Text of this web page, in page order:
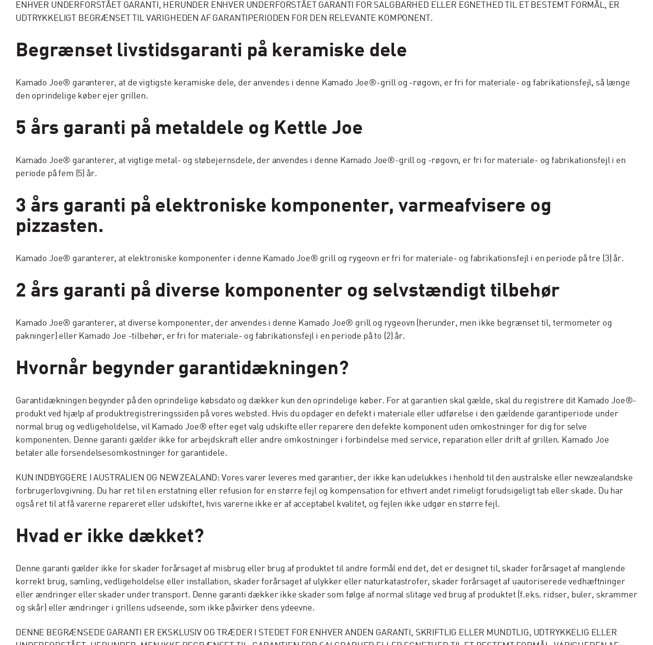
ENHVER UNDERFORSTÅET GARANTI, HERUNDER ENHVER UNDERFORSTÅET GARANTI FOR SALGBARHED ELLER EGNETHED TIL ET BESTEMT FORMÅL, ER
UDTRYKKELIGT BEGRÆNSET TIL VARIGHEDEN AF GARANTIPERIODEN FOR DEN RELEVANTE KOMPONENT.
Begrænset livstidsgaranti på keramiske dele
Kamado Joe® garanterer, at de vigtigste keramiske dele, der anvendes i denne Kamado Joe®-grill og -røgovn, er fri for materiale- og fabrikationsfejl, så længe
den oprindelige køber ejer grillen.
5 års garanti på metaldele og Kettle Joe
Kamado Joe® garanterer, at vigtige metal- og støbejernsdele, der anvendes i denne Kamado Joe®-grill og -røgovn, er fri for materiale- og fabrikationsfejl i en
periode på fem (5) år.
3 års garanti på elektroniske komponenter, varmeafvisere og
pizzasten.
Kamado Joe® garanterer, at elektroniske komponenter i denne Kamado Joe® grill og rygeovn er fri for materiale- og fabrikationsfejl i en periode på tre (3) år.
2 års garanti på diverse komponenter og selvstændigt tilbehør
Kamado Joe® garanterer, at diverse komponenter, der anvendes i denne Kamado Joe® grill og rygeovn (herunder, men ikke begrænset til, termometer og
pakninger) eller Kamado Joe -tilbehør, er fri for materiale- og fabrikationsfejl i en periode på to (2) år.
Hvornår begynder garantidækningen?
Garantidækningen begynder på den oprindelige købsdato og dækker kun den oprindelige køber. For at garantien skal gælde, skal du registrere dit Kamado Joe®-
produkt ved hjælp af produktregistreringssiden på vores websted. Hvis du opdager en defekt i materiale eller udførelse i den gældende garantiperiode under
normal brug og vedligeholdelse, vil Kamado Joe® efter eget valg udskifte eller reparere den defekte komponent uden omkostninger for dig for selve
komponenten. Denne garanti gælder ikke for arbejdskraft eller andre omkostninger i forbindelse med service, reparation eller drift af grillen. Kamado Joe
betaler alle forsendelsesomkostninger for garantidele.
KUN INDBYGGERE I AUSTRALIEN OG NEW ZEALAND: Vores varer leveres med garantier, der ikke kan udelukkes i henhold til den australske eller newzealandske
forbrugerlovgivning. Du har ret til en erstatning eller refusion for en større fejl og kompensation for ethvert andet rimeligt forudsigeligt tab eller skade. Du har
også ret til at få varerne repareret eller udskiftet, hvis varerne ikke er af acceptabel kvalitet, og fejlen ikke udgør en større fejl.
Hvad er ikke dækket?
Denne garanti gælder ikke for skader forårsaget af misbrug eller brug af produktet til andre formål end det, det er designet til, skader forårsaget af manglende
korrekt brug, samling, vedligeholdelse eller installation, skader forårsaget af ulykker eller naturkatastrofer, skader forårsaget af uautoriserede vedhæftninger
eller ændringer eller skader under transport. Denne garanti dækker ikke skader som følge af normal slitage ved brug af produktet (f.eks. ridser, buler, skrammer
og skår) eller ændringer i grillens udseende, som ikke påvirker dens ydeevne.
DENNE BEGRÆNSEDE GARANTI ER EKSKLUSIV OG TRÆDER I STEDET FOR ENHVER ANDEN GARANTI, SKRIFTLIG ELLER MUNDTLIG, UDTRYKKELIG ELLER